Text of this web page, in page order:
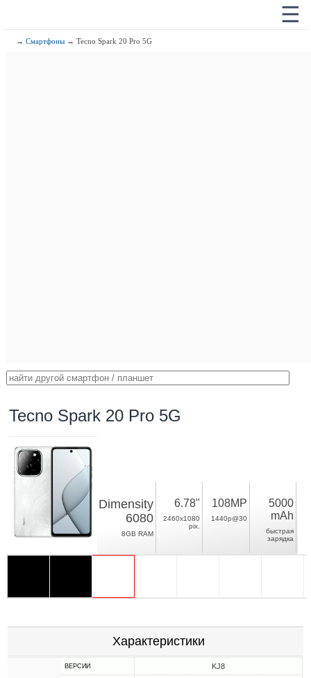
☰
→Смартфоны → Tecno Spark 20 Pro 5G
Tecno Spark 20 Pro 5G
Dimensity
6080
8GB RAM
6.78"
2460x1080
pix.
108MP
1440p@30
5000
mAh
быстрая
зарядка
Характеристики
ВЕРСИИ KJ8